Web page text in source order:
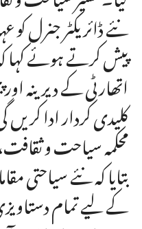
نئے ڈائریکٹر جنرل کو
پیش کرتے ہوئے کہا
اتھارٹی کے دیرینہ
کلیدی کردار ادا
محکمہ سیاحت و
بتایا کہ نئے سیاحتی
کے لیے تمام